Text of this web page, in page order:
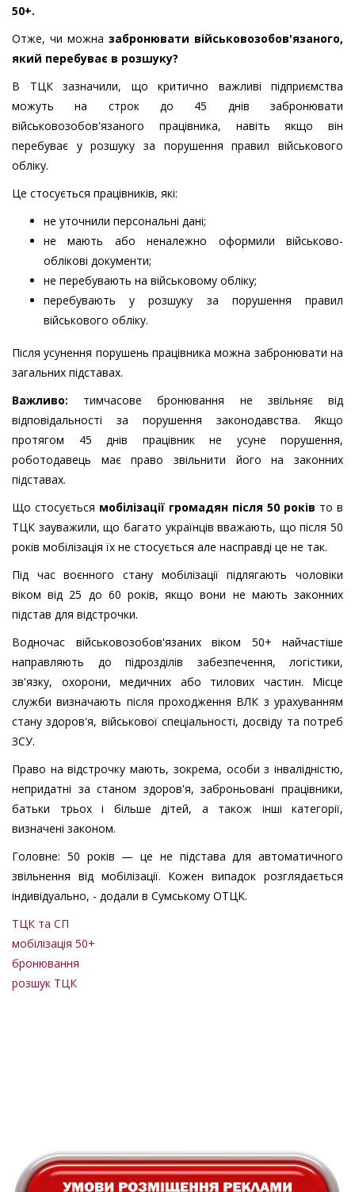
50+.
Отже, чи можна забронювати військовозобов'язаного,
який перебуває в розшуку?
В ТЦК зазначили, що критично важливі підприємства
можуть на строк до 45 днів забронювати
військовозобов'язаного працівника, навіть якщо він
перебуває у розшуку за порушення правил військового
обліку.
Це стосується працівників, які:
не уточнили персональні дані;
не мають або неналежно оформили військово-
облікові документи;
не перебувають на військовому обліку;
перебувають у розшуку за порушення правил
військового обліку.
Після усунення порушень працівника можна забронювати на
загальних підставах.
Важливо: тимчасове бронювання не звільняє від
відповідальності за порушення законодавства. Якщо
протягом 45 днів працівник не усуне порушення,
роботодавець має право звільнити його на законних
підставах.
Що стосується мобілізації громадян після 50 років то в
ТЦК зауважили, що багато українців вважають, що після 50
років мобілізація їх не стосується але насправді це не так.
Під час воєнного стану мобілізації підлягають чоловіки
віком від 25 до 60 років, якщо вони не мають законних
підстав для відстрочки.
Водночас військовозобов'язаних віком 50+ найчастіше
направляють до підрозділів забезпечення, логістики,
зв'язку, охорони, медичних або тилових частин. Місце
служби визначають після проходження ВЛК з урахуванням
стану здоров'я, військової спеціальності, досвіду та потреб
ЗСУ.
Право на відстрочку мають, зокрема, особи з інвалідністю,
непридатні за станом здоров'я, заброньовані працівники,
батьки трьох і більше дітей, а також інші категорії,
визначені законом.
Головне: 50 років — це не підстава для автоматичного
звільнення від мобілізації. Кожен випадок розглядається
індивідуально, - додали в Сумському ОТЦК.
ТЦК та СП
мобілізація 50+
бронювання
розшук ТЦК